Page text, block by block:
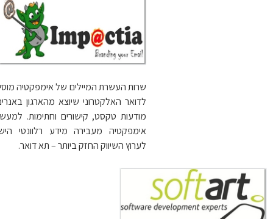
שרות העשרת המיילים של אימפקטיה מוסיף
לדואר האלקטרוני שיוצא מהארגון באנרים,
מודעות טקסט, קישורים וחתימות. למעשה
אימפקטיה מעבירה מידע רלוונטי הישר
לערוץ השיווק החזק ביותר – תא דואר.